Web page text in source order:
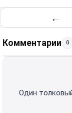
←
Комментарии 0
Один